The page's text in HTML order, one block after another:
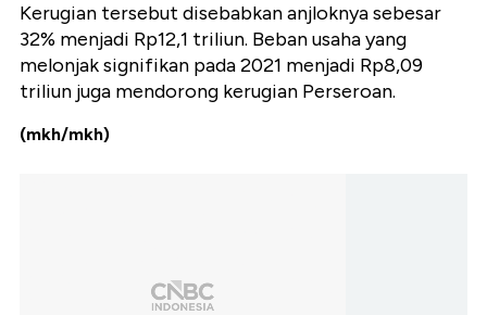
Kerugian tersebut disebabkan anjloknya sebesar
32% menjadi Rp12,1 triliun. Beban usaha yang
melonjak signifikan pada 2021 menjadi Rp8,09
triliun juga mendorong kerugian Perseroan.
(mkh/mkh)